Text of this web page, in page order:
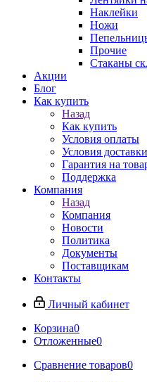
Наклейки
Ножи
Прочие
Стаканы
Акции
Блог
Как купить
Назад
Как купить
Условия оплаты
Условия доставки
Гарантия на
Поддержка
Компания
Назад
Компания
Новости
Политика
Документы
Поставщикам
Контакты
Личный кабинет
Корзина0
Отложенные0
Сравнение товаров0